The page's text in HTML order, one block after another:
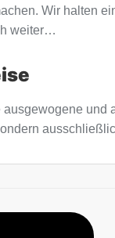
Wir halten
weiter…
und